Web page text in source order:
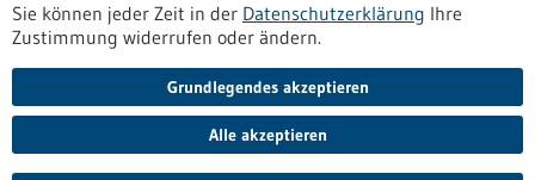
Informiert bleiben
Newsletter abonnieren
Sie können jeder Zeit in der Datenschutzerklärung Ihre
Zustimmung widerrufen oder ändern.
Grundlegendes akzeptieren
Alle akzeptieren